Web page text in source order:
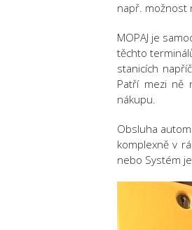
např. možnost
MOPAJ je
těchto
stanicích
Patří mezi ně
nákupu.
Obsluha
komplexně v
nebo Systém